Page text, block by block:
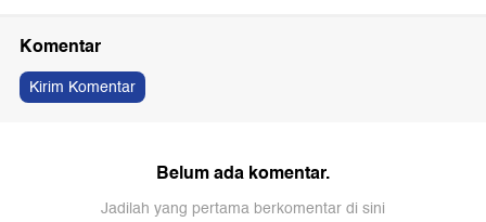
Komentar
Kirim Komentar
Belum ada komentar.
Jadilah yang pertama berkomentar di sini